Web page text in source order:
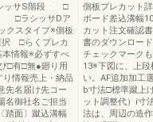
シッサS階段 □
□ラシッサDア
スタイプ※側板
択 □らくプレカ
本情報※必ずすべ
□有□無●廻り用
情報売上・納品
先名届け先コー
名御社名ご担当
踏面〕蹴込溝幅
側板プレカット
ボード差込溝幅
カット注文確認
書のダウンロー
チェックマーク
13※下図に、上
い。AF追加加工
b寸法□標準蹴上
ット調整代）i寸
法は、周辺の造